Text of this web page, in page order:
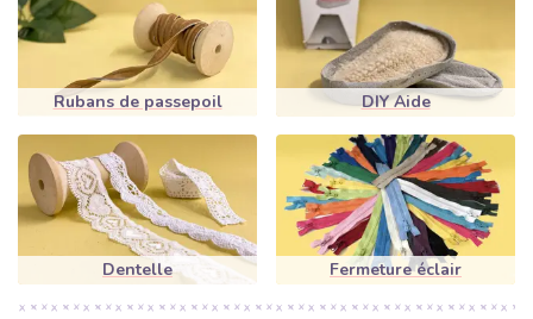
françaises bien connues sont appliquées. Vous trouverez
également le ruban Farbenmix Music Band populaire et souvent
Dans notre offre, vous trouverez également des Boucles
bananes de différentes couleurs et tailles. Ou devrait-il s'agir de
quelque chose de décoratif avec des points ? Voici donc notre
Lacet aspect daim Stones, un hit absolu, que vous trouverez
dans plus de 12 coloris et le rapport qualité/prix est vraiment
surprenant !
DANS NOTRE BOUTIQUE EN
Rubans de passepoil DIY Aide
Dentelle Fermeture éclair